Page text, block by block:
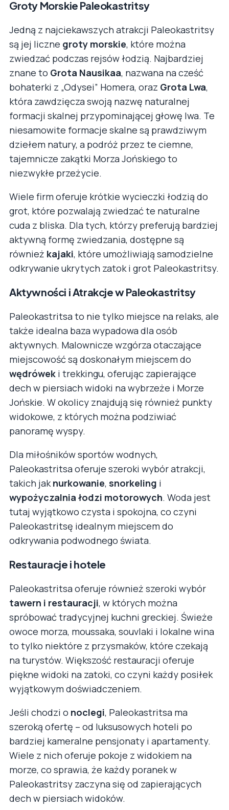
Groty Morskie Paleokastritsy
Jedną z najciekawszych atrakcji Paleokastritsy
są jej liczne groty morskie, które można
zwiedzać podczas rejsów łodzią. Najbardziej
znane to Grota Nausikaa, nazwana na cześć
bohaterki z „Odysei” Homera, oraz Grota Lwa,
która zawdzięcza swoją nazwę naturalnej
formacji skalnej przypominającej głowę lwa. Te
niesamowite formacje skalne są prawdziwym
dziełem natury, a podróż przez te ciemne,
tajemnicze zakątki Morza Jońskiego to
niezwykłe przeżycie.
Wiele firm oferuje krótkie wycieczki łodzią do
grot, które pozwalają zwiedzać te naturalne
cuda z bliska. Dla tych, którzy preferują bardziej
aktywną formę zwiedzania, dostępne są
również kajaki, które umożliwiają samodzielne
odkrywanie ukrytych zatok i grot Paleokastritsy.
Aktywności i Atrakcje w Paleokastritsy
Paleokastritsa to nie tylko miejsce na relaks, ale
także idealna baza wypadowa dla osób
aktywnych. Malownicze wzgórza otaczające
miejscowość są doskonałym miejscem do
wędrówek i trekkingu, oferując zapierające
dech w piersiach widoki na wybrzeże i Morze
Jońskie. W okolicy znajdują się również punkty
widokowe, z których można podziwiać
panoramę wyspy.
Dla miłośników sportów wodnych,
Paleokastritsa oferuje szeroki wybór atrakcji,
takich jak nurkowanie, snorkeling i
wypożyczalnia łodzi motorowych. Woda jest
tutaj wyjątkowo czysta i spokojna, co czyni
Paleokastritsę idealnym miejscem do
odkrywania podwodnego świata.
Restauracje i hotele
Paleokastritsa oferuje również szeroki wybór
tawern i restauracji, w których można
spróbować tradycyjnej kuchni greckiej. Świeże
owoce morza, moussaka, souvlaki i lokalne wina
to tylko niektóre z przysmaków, które czekają
na turystów. Większość restauracji oferuje
piękne widoki na zatoki, co czyni każdy posiłek
wyjątkowym doświadczeniem.
Jeśli chodzi o noclegi, Paleokastritsa ma
szeroką ofertę – od luksusowych hoteli po
bardziej kameralne pensjonaty i apartamenty.
Wiele z nich oferuje pokoje z widokiem na
morze, co sprawia, że każdy poranek w
Paleokastritsy zaczyna się od zapierających
dech w piersiach widoków.